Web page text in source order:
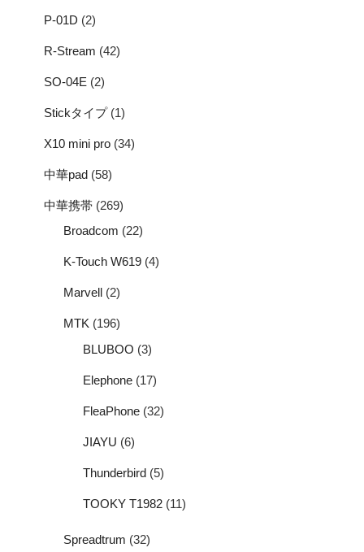
P-01D (2)
R-Stream (42)
SO-04E (2)
Stickタイプ(1)
X10 mini pro (34)
中華pad (58)
中華携帯 (269)
Broadcom (22)
K-Touch W619 (4)
Marvell (2)
MTK (196)
BLUBOO (3)
Elephone (17)
FleaPhone (32)
JIAYU (6)
Thunderbird (5)
TOOKY T1982 (11)
Spreadtrum (32)